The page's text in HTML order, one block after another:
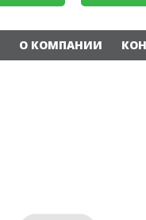
О КОМПАНИИ